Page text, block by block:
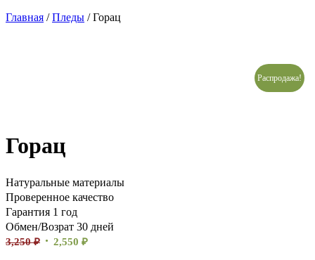
Главная /Пледы / Горац
Распродажа!
Горац
Натуральные материалы
Проверенное качество
Гарантия 1 год
Обмен/Возрат 30 дней
3,250₽ 2,550 ₽